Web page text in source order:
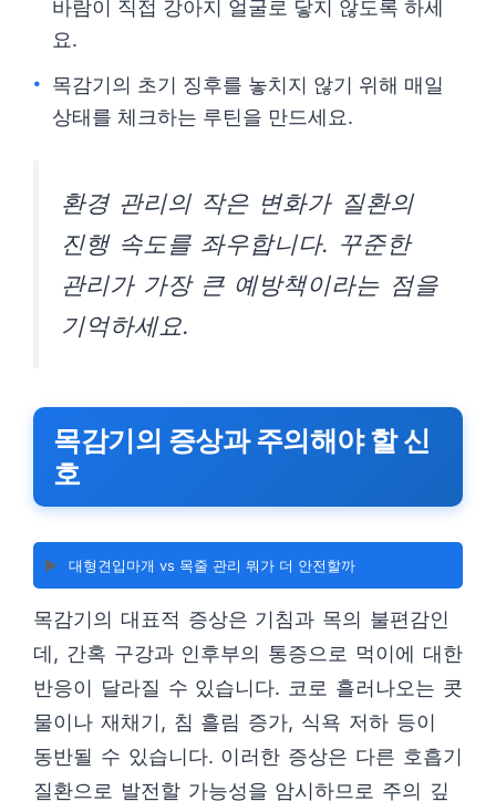
바람이 직접 강아지 얼굴로 닿지 않도록 하세
요.
목감기의 초기 징후를 놓치지 않기 위해 매일
상태를 체크하는 루틴을 만드세요.
환경 관리의 작은 변화가 질환의
진행 속도를 좌우합니다. 꾸준한
관리가 가장 큰 예방책이라는 점을
기억하세요.
목감기의 증상과 주의해야 할 신
호
▶️ 대형견입마개 vs 목줄 관리 뭐가 더 안전할까
목감기의 대표적 증상은 기침과 목의 불편감인
데, 간혹 구강과 인후부의 통증으로 먹이에 대한
반응이 달라질 수 있습니다. 코로 흘러나오는 콧
물이나 재채기, 침 흘림 증가, 식욕 저하 등이
동반될 수 있습니다. 이러한 증상은 다른 호흡기
질환으로 발전할 가능성을 암시하므로 주의 깊